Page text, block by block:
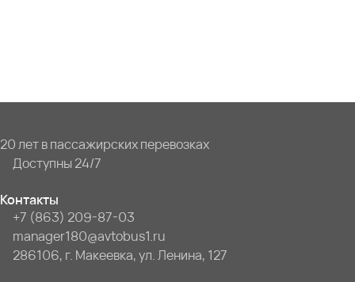
20 лет в пассажирских перевозках
Доступны 24/7
Контакты
+7 (863) 209-87-03
manager180@avtobus1.ru
286106, г. Макеевка, ул. Ленина, 127